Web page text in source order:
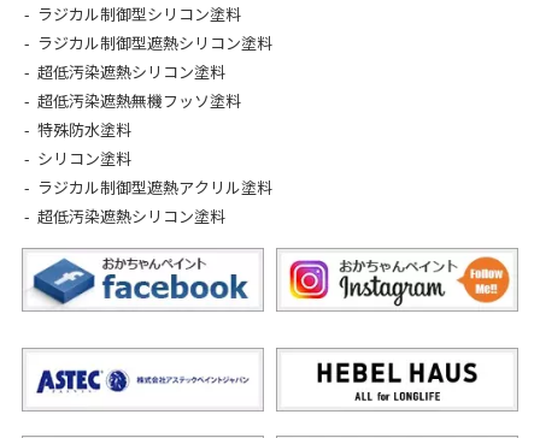
ラジカル制御型シリコン塗料
ラジカル制御型遮熱シリコン塗料
超低汚染遮熱シリコン塗料
超低汚染遮熱無機フッソ塗料
特殊防水塗料
シリコン塗料
ラジカル制御型遮熱アクリル塗料
超低汚染遮熱シリコン塗料